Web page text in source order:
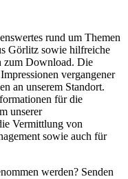
rund um Themen
Görlitz sowie hilfreiche
zum Download. Die
vergangener
an unserem Standort.
für die
unserer
Vermittlung von
sowie auch für
werden? Senden